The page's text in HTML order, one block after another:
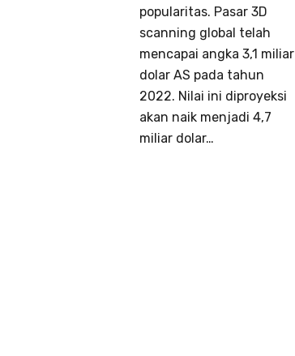
popularitas. Pasar 3D
scanning global telah
mencapai angka 3,1 miliar
dolar AS pada tahun
2022. Nilai ini diproyeksi
akan naik menjadi 4,7
miliar dolar…